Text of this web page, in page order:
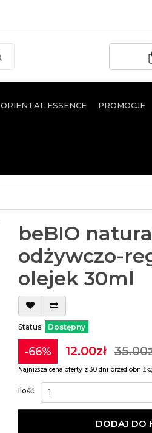
ORIENTAL ESSENCE PROMOCJE
beBIO
odżywczo-
olejek 30ml
Status: Dostępny
-66% 12.00zł
Najniższa cena oferty z 30 dni przed
Ilość
DODAJ DO